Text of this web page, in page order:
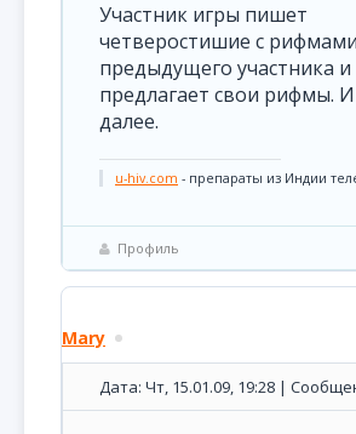
Участник игры пишет
четверостишие с
предыдущего участника и
предлагает свои рифмы.
далее.
u-hiv.com - препараты из Индии
Профиль
Mary
Дата: Чт, 15.01.09, 19:28 |